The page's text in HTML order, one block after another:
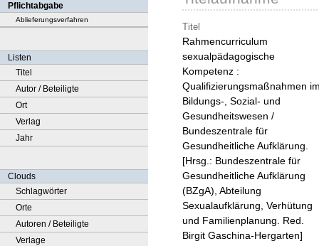
Pflichtabgabe
Ablieferungsverfahren
Listen
Titel
Autor / Beteiligte
Ort
Verlag
Jahr
Clouds
Schlagwörter
Orte
Autoren / Beteiligte
Verlage
Titel
Rahmencurriculum
sexualpädagogische
Kompetenz :
Qualifizierungsmaßnahmen
Bildungs-, Sozial- und
Gesundheitswesen /
Bundeszentrale für
Gesundheitliche Aufklärung.
[Hrsg.: Bundeszentrale für
Gesundheitliche Aufklärung
(BZgA), Abteilung
Sexualaufklärung, Verhütung
und Familienplanung. Red.
Birgit Gaschina-Hergarten]